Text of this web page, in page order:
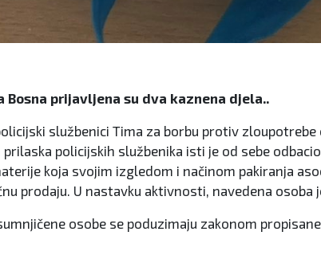
prijavljena su dva kaznena djela..
službenici Tima za borbu protiv
policijskih službenika isti je od sebe
koja svojim izgledom i načinom pakiranja
prodaju. U nastavku aktivnosti, navedena
osobe se poduzimaju zakonom propisane